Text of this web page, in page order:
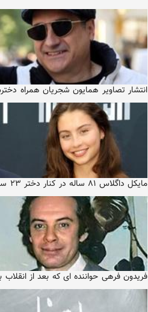
انتشار تصاویر همایون شجریان همراه
مایکل داگلاس ۸۱ ساله در کنار دختر ۲۳ ساله اش
فریدون فرهی حواننده ای که بعد از